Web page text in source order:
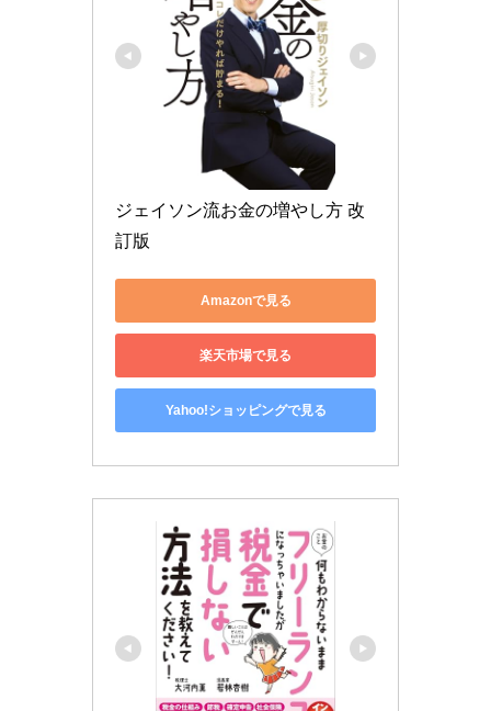
ジェイソン流お金の増やし方 改
訂版
Amazonで見る
楽天市場で見る
Yahoo!ショッピングで見る